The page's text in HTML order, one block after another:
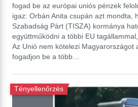
fogad be az európai uniós pénzek
igaz: Orbán Anita csupán azt mondta,
Szabadság Párt (TISZA) kormánya
együttműködni a többi EU
Az Unió nem kötelezi Magyarországot
fogadjon be a több…
Tényellenőrzés